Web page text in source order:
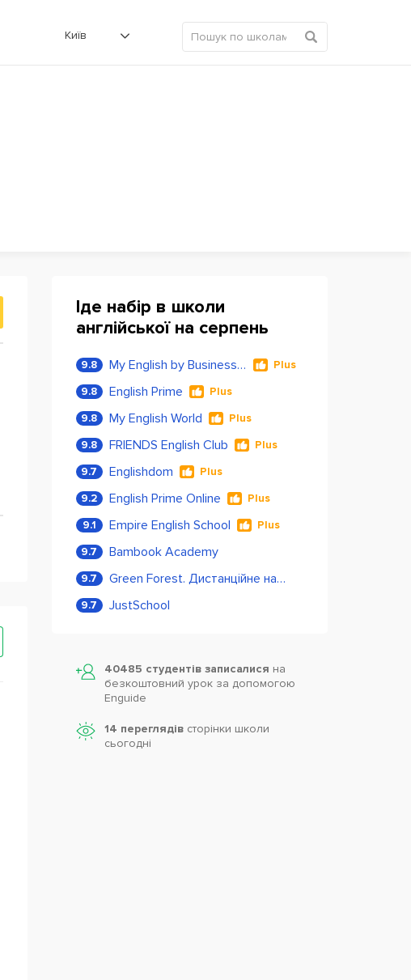
Київ
Іде набір в школи
англійської на серпень
9.8 My English by Business Language Plus
9.8 English Prime Plus
9.8 My English World Plus
9.8 FRIENDS English Club Plus
9.7 Englishdom Plus
9.2 English Prime Online Plus
9.1 Empire English School Plus
9.7 Bambook Academy
9.7 Green Forest. Дистанційне навчання
9.7 JustSchool
40485 студентів записалися на
безкоштовний урок за допомогою
Enguide
14 переглядівсторінки школи
cьогодні